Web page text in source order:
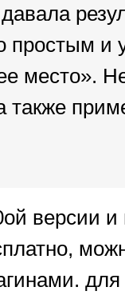
простым
место».
также
версии